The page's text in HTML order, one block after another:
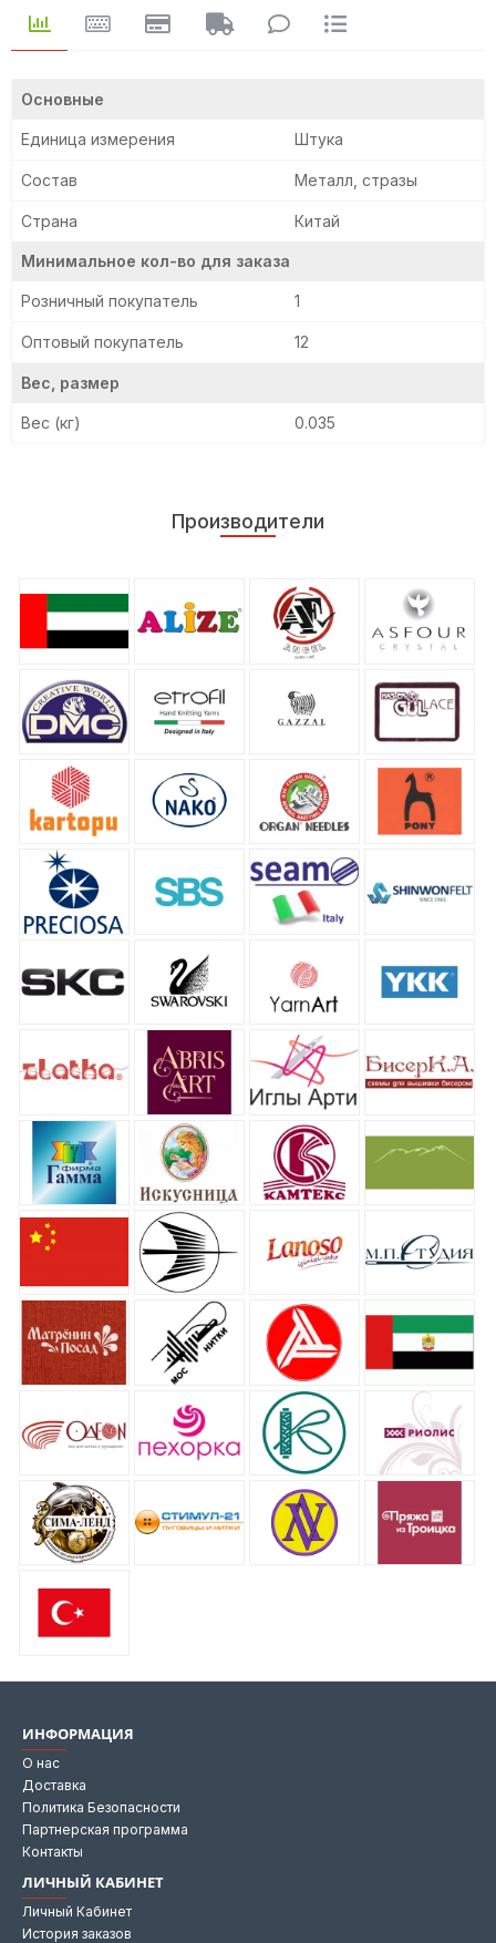
Основные
Единица измерения Штука
Состав Металл, стразы
Страна Китай
Минимальное кол-во для заказа
Розничный покупатель 1
Оптовый покупатель 12
Вес, размер
Вес (кг) 0.035
Производители
ИНФОРМАЦИЯ
О нас
Доставка
Политика Безопасности
Партнерская программа
Контакты
ЛИЧНЫЙ КАБИНЕТ
Личный Кабинет
История заказов